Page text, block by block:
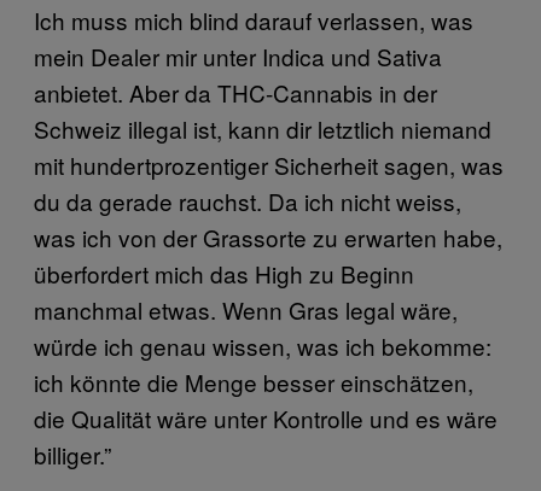
Ich muss mich blind darauf verlassen, was
mein Dealer mir unter Indica und Sativa
anbietet. Aber da THC-Cannabis in der
Schweiz illegal ist, kann dir letztlich niemand
mit hundertprozentiger Sicherheit sagen, was
du da gerade rauchst. Da ich nicht weiss,
was ich von der Grassorte zu erwarten habe,
überfordert mich das High zu Beginn
manchmal etwas. Wenn Gras legal wäre,
würde ich genau wissen, was ich bekomme:
ich könnte die Menge besser einschätzen,
die Qualität wäre unter Kontrolle und es wäre
billiger.”